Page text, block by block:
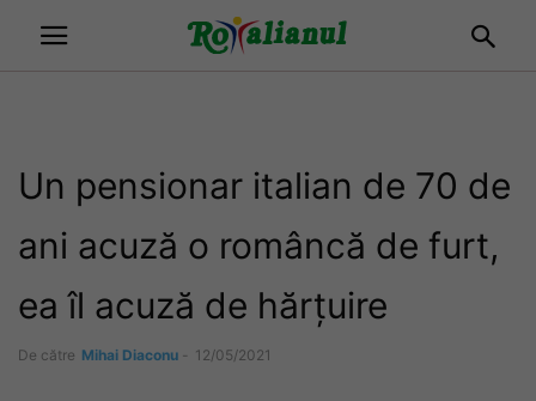
Un pensionar italian de 70 de
ani acuză o româncă de furt,
ea îl acuză de hărțuire
De către Mihai Diaconu - 12/05/2021